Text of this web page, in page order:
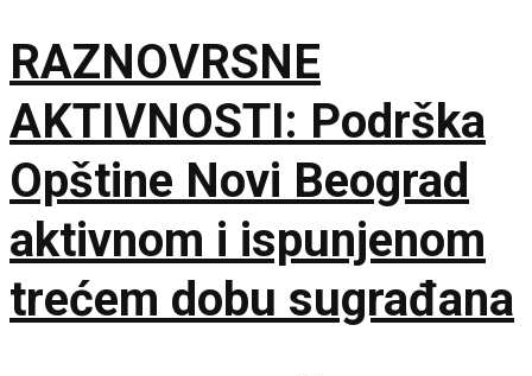
RAZNOVRSNE
AKTIVNOSTI: Podrška
Opštine Novi Beograd
aktivnom i ispunjenom
trećem dobu sugrađana